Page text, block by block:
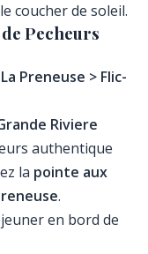
coucher de soleil.
Pecheurs
Preneuse > Flic-
Riviere
authentique
la pointe aux
.
en bord de